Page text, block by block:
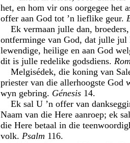
het, en hom vir ons oorgegee het
offer aan God tot ’n lieflike geur.
Ek vermaan julle dan,
ontferminge van God, dat julle jul
lewendige, heilige en aan God
dit is julle redelike godsdiens.
Melgisédek, die koning van
priester van die allerhoogste God
wyn gebring. Génesis 14.
Ek sal U ’n offer van
Naam van die Here aanroep; ek
die Here betaal in die
volk. Psalm 116.